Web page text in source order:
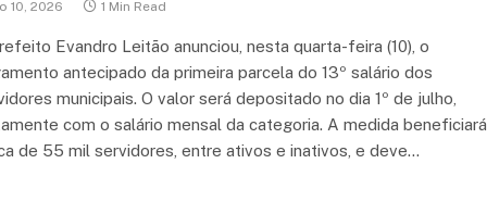
10, 2026 1 Min Read
Evandro Leitão anunciou, nesta quarta-feira (10), o
antecipado da primeira parcela do 13º salário dos
municipais. O valor será depositado no dia 1º de julho,
com o salário mensal da categoria. A medida beneficiará
de 55 mil servidores, entre ativos e inativos, e deve…